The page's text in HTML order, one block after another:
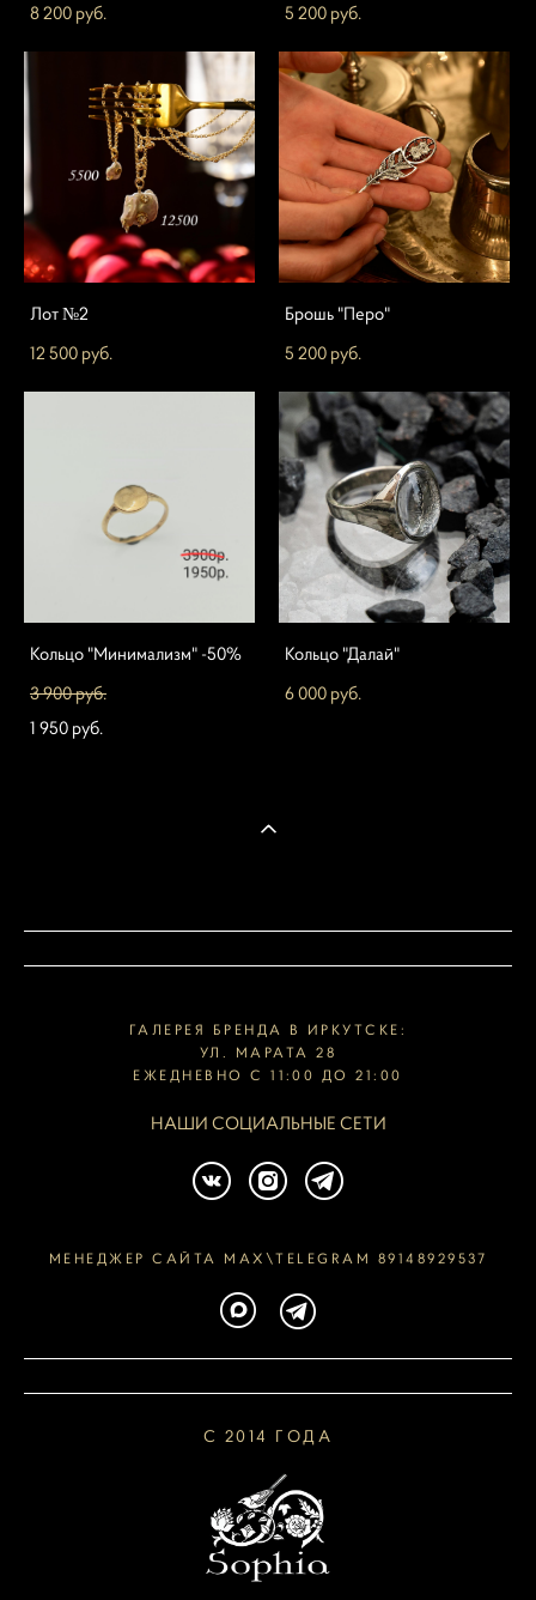
8 200 pуб.
5 200 pуб.
Лот №2
12 500 pуб.
Брошь "Перо"
5 200 pуб.
Кольцо "Минимализм" -50%
3 900 pуб.
1 950 pуб.
Кольцо "Далай"
6 000 pуб.
ГАЛЕРЕЯ БРЕНДА В ИРКУТСКЕ:
УЛ. МАРАТА 28
ЕЖЕДНЕВНО С 11:00 ДО 21:00
НАШИ СОЦИАЛЬНЫЕ СЕТИ
МЕНЕДЖЕР САЙТА MAX\TELEGRAM 89148929537
С 2014 ГОДА